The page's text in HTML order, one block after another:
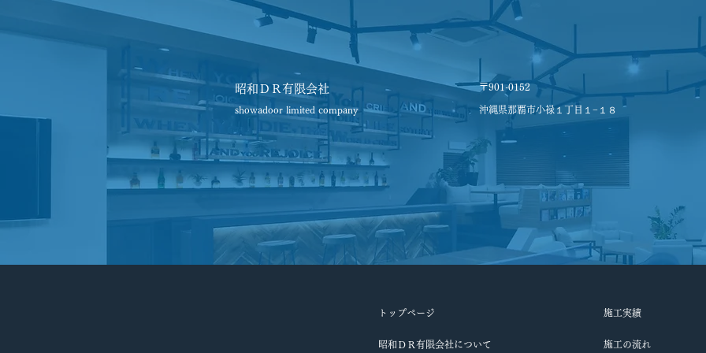
昭和ＤＲ有限会社
showadoor limited company
〒901-0152
沖縄県那覇市小禄１丁目１−１８
トップページ
昭和ＤＲ有限会社について
施工実績
施工の流れ